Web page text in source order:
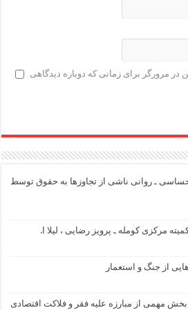
در مرورگر برای زمانی که دوباره دیدگاهی
ـ روانی ناشی از تجاوزها به حقوق توسط
از جنگ و استعمار
مهمی از مبارزه علیه فقر و فلاکت اقتصادی